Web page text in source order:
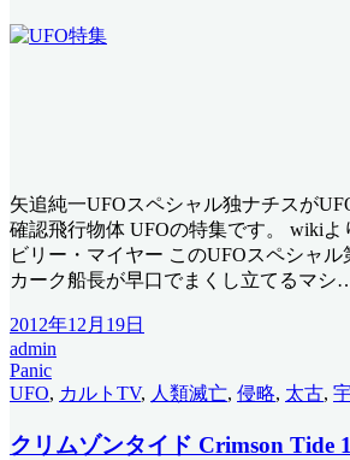
矢追純一UFOスペシャル独ナチスが
確認飛行物体 UFOの特集です。 wikiよ
ビリー・マイヤー このUFOスペシャル
カーク船長が早口でまくし立てるマシ
2012年12月19日
admin
Panic
UFO, カルトTV, 人類滅亡, 侵略, 太古,
クリムゾンタイド Crimson Tide